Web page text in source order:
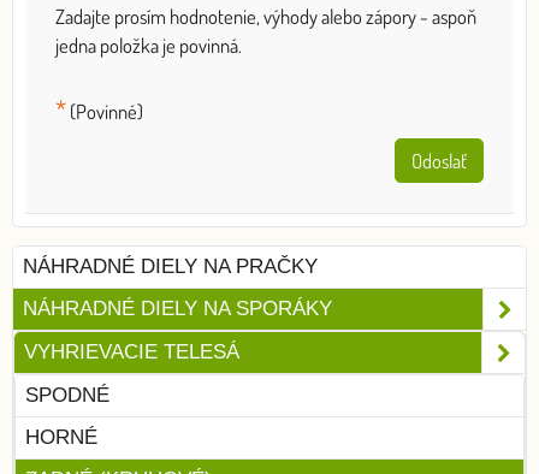
Zadajte prosím hodnotenie, výhody alebo zápory - aspoň
jedna položka je povinná.
*(Povinné)
Odoslať
NÁHRADNÉ DIELY NA PRAČKY
NÁHRADNÉ DIELY NA SPORÁKY
VYHRIEVACIE TELESÁ
SPODNÉ
HORNÉ